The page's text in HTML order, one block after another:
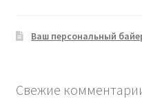
Ваш персональный
Свежие